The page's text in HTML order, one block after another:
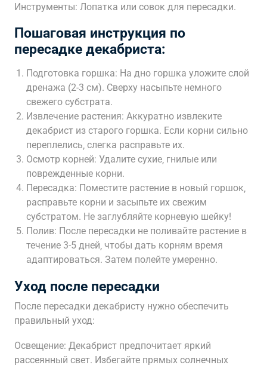
Инструменты: Лопатка или совок для пересадки.
Пошаговая инструкция по
пересадке декабриста:
Подготовка горшка: На дно горшка уложите слой
дренажа (2-3 см). Сверху насыпьте немного
свежего субстрата.
Извлечение растения: Аккуратно извлеките
декабрист из старого горшка. Если корни сильно
переплелись‚ слегка расправьте их.
Осмотр корней: Удалите сухие‚ гнилые или
поврежденные корни.
Пересадка: Поместите растение в новый горшок‚
расправьте корни и засыпьте их свежим
субстратом. Не заглубляйте корневую шейку!
Полив: После пересадки не поливайте растение в
течение 3-5 дней‚ чтобы дать корням время
адаптироваться. Затем полейте умеренно.
Уход после пересадки
После пересадки декабристу нужно обеспечить
правильный уход:
Освещение: Декабрист предпочитает яркий
рассеянный свет. Избегайте прямых солнечных